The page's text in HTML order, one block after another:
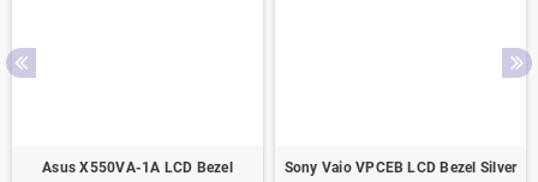
Asus X550VA-1A LCD Bezel
Sony Vaio VPCEB LCD Bezel Silver